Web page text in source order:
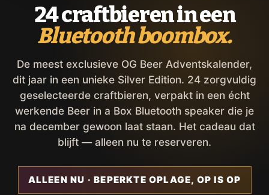
24 craftbieren in een
Bluetooth boombox.
De meest exclusieve OG Beer Adventskalender,
dit jaar in een unieke Silver Edition. 24 zorgvuldig
geselecteerde craftbieren, verpakt in een écht
werkende Beer in a Box Bluetooth speaker die je
na december gewoon laat staan. Het cadeau dat
blijft — alleen nu te reserveren.
ALLEEN NU · BEPERKTE OPLAGE, OP IS OP